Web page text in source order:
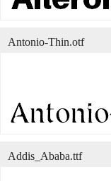
Antonio-Thin.otf
Addis_Ababa.ttf